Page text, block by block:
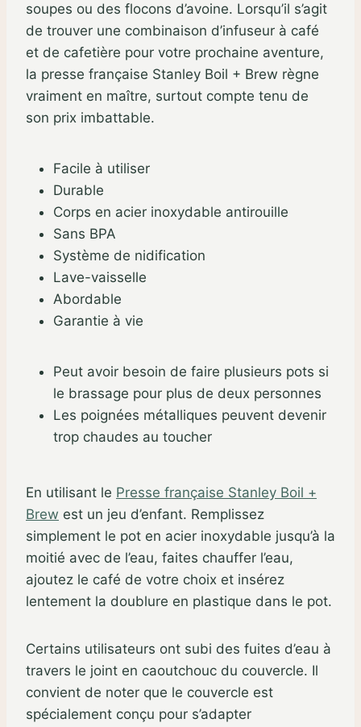
soupes ou des flocons d’avoine. Lorsqu’il s’agit
de trouver une combinaison d’infuseur à café
et de cafetière pour votre prochaine aventure,
la presse française Stanley Boil + Brew règne
vraiment en maître, surtout compte tenu de
son prix imbattable.
Facile à utiliser
Durable
Corps en acier inoxydable antirouille
Sans BPA
Système de nidification
Lave-vaisselle
Abordable
Garantie à vie
Peut avoir besoin de faire plusieurs pots si
le brassage pour plus de deux personnes
Les poignées métalliques peuvent devenir
trop chaudes au toucher
En utilisant le Presse française Stanley Boil +
Brew est un jeu d’enfant. Remplissez
simplement le pot en acier inoxydable jusqu’à la
moitié avec de l’eau, faites chauffer l’eau,
ajoutez le café de votre choix et insérez
lentement la doublure en plastique dans le pot.
Certains utilisateurs ont subi des fuites d’eau à
travers le joint en caoutchouc du couvercle. Il
convient de noter que le couvercle est
spécialement conçu pour s’adapter